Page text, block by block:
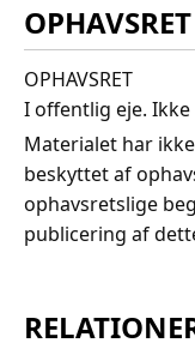
OPHAVSRET
OPHAVSRET
I offentlig eje.
Materialet har
beskyttet af
ophavsretslige
publicering af